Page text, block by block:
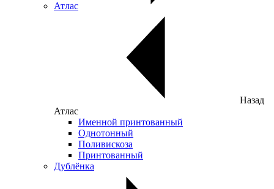
Атлас
Назад
Атлас
Именной принтованный
Однотонный
Поливискоза
Принтованный
Дублёнка